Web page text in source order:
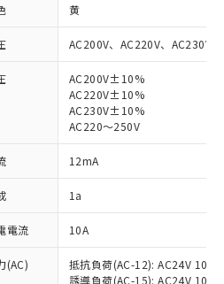
黄
AC200V、AC220V、AC230V
AC200V±10%
AC220V±10%
AC230V±10%
AC220～250V
12mA
1a
電流 10A
(AC)
抵抗負荷(AC-12): AC24V 10A/
誘導負荷(AC-15): AC24V
みいただき、同意のうえ
RoHS指令（10物質）の
品が提供可能な商品で
指令（10物質）の非含
切り替える予定のある
RoHS指令（10物質）の
商品で、対応品を出す予